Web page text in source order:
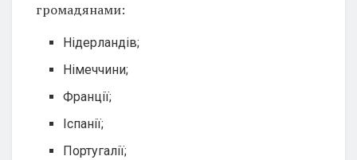
громадянами:
Нідерландів;
Німеччини;
Франції;
Іспанії;
Португалії;